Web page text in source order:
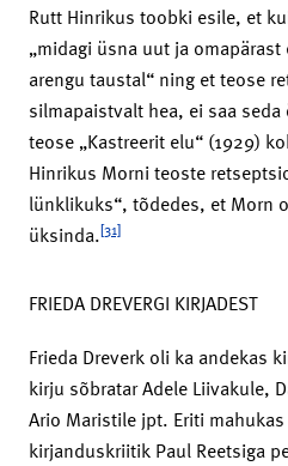
Rutt Hinrikus toobki esile, et
„midagi üsna uut ja
arengu taustal“ ning et teose
silmapaistvalt hea, ei saa
teose „Kastreerit elu“ (1929)
Hinrikus Morni teoste
lünklikuks“, tõdedes, et Morn
üksinda.[31]
FRIEDA DREVERGI KIRJADEST
Frieda Dreverk oli ka andekas
kirju sõbratar Adele Liivakule,
Ario Maristile jpt. Eriti
kirjanduskriitik Paul Reetsiga